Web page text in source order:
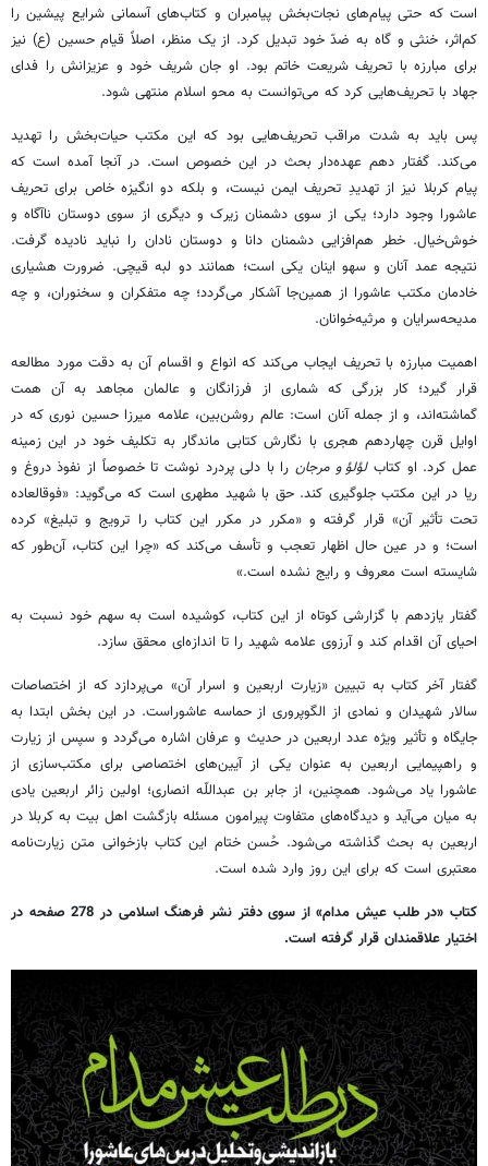
است که حتی پیام‌های نجات‌بخش پیامبران و کتاب‌های آسمانی شرایع پیشین را
کم‌اثر، خنثی و گاه به ضدّ خود تبدیل کرد. از یک منظر، اصلاً قیام حسین (ع) نیز
برای مبارزه با تحریف شریعت خاتم بود. او جان شریف خود و عزیزانش را فدای
جهاد با تحریف‌هایی کرد که می‌توانست به محو اسلام منتهی شود.
پس باید به شدت مراقب تحریف‌هایی بود که این مکتب حیات‌بخش را تهدید
می‌کند. گفتار دهم عهده‌دار بحث در این خصوص است. در آنجا آمده است که
پیام کربلا نیز از تهدیدِ تحریف ایمن نیست، و بلکه دو انگیزه خاص برای تحریف
عاشورا وجود دارد؛ یکی از سوی دشمنان زیرک و دیگری از سوی دوستان ناآگاه و
خوش‌خیال. خطر هم‌افزایی دشمنان دانا و دوستان نادان را نباید نادیده گرفت.
نتیجه عمد آنان و سهو اینان یکی است؛ همانند دو لبه قیچی. ضرورت هشیاری
خادمان مکتب عاشورا از همین‌جا آشکار می‌گردد؛ چه متفکران و سخنوران، و چه
مدیحه‌سرایان و مرثیه‌خوانان.
اهمیت مبارزه با تحریف ایجاب می‌کند که انواع و اقسام آن به دقت مورد مطالعه
قرار گیرد؛ کار بزرگی که شماری از فرزانگان و عالمان مجاهد به آن همت
گماشته‌اند، و از جمله آنان است: عالم روشن‌بین، علامه میرزا حسین نوری که در
اوایل قرن چهاردهم هجری با نگارش کتابی ماندگار به تکلیف خود در این زمینه
عمل کرد. او کتابلؤلؤ و مرجانرا با دلی پردرد نوشت تا خصوصاً از نفوذ دروغ و
ریا در این مکتب جلوگیری کند. حق با شهید مطهری است که می‌گوید: «فوق‏العاده
تحت تأثیر آن» قرار گرفته و «مکرر در مکرر این کتاب را ترویج و تبلیغ» کرده
است؛ و در عین حال اظهار تعجب و تأسف می‌کند که «چرا این کتاب، آن‌طور که
شایسته است معروف و رایج نشده است.»
گفتار یازدهم با گزارشی کوتاه از این کتاب، کوشیده است به سهم خود نسبت به
احیای آن اقدام کند و آرزوی علامه شهید را تا اندازه‌ای محقق سازد.
گفتار آخر کتاب به تبیین «زیارت اربعین و اسرار آن» می‌پردازد که از اختصاصات
سالار شهیدان و نمادی از الگوپروری از حماسه عاشوراست. در این بخش ابتدا به
جایگاه و تأثیر ویژه عدد اربعین در حدیث و عرفان اشاره می‌گردد و سپس از زیارت
و راهپیمایی اربعین به عنوان یکی از آیین‌های اختصاصی برای مکتب‌سازی از
عاشورا یاد می‌شود. همچنین، از جابر بن عبداللّه انصاری؛ اولین زائر اربعین یادی
به میان می‌آید و دیدگاه‌های متفاوت پیرامون مسئله بازگشت اهل بیت به کربلا در
اربعین به بحث گذاشته می‌شود. حُسن ختام این کتاب بازخوانی متن زیارت‌نامه
معتبری است که برای این روز وارد شده است.
کتاب «در طلب عیش مدام» از سوی دفتر نشر فرهنگ اسلامی در 278 صفحه در
اختیار علاقمندان قرار گرفته است.